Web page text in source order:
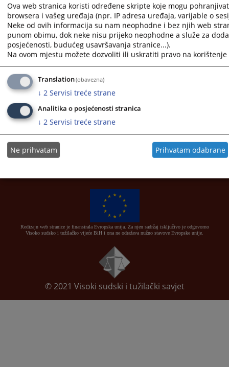
Korisni linkovi
Pomoć za korištenje
Redizajn web stranice je finansirala Evropska unija. Za njen sadržaj isključivo je odgovorno
Visoko sudsko i tužilačko vijeće BiH i ona ne odražava nužno stavove Evropske unije.
© 2021 Visoki sudski i tužilački savjet
Ova web stranica koristi određene skripte koje mogu
browsera i vašeg uređaja (npr. IP adresa uređaja, varijable o
Neke od ovih informacija su nam neophodne i bez njih web
punom obimu, dok neke nisu prijeko neophodne a služe za
posjećenosti, budućeg usavršavanja stranice...).
Na ovom mjestu možete dozvoliti ili uskratiti pravo na
Translation(obavezna)
↓ 2 Servisi treće strane
Analitika o posjećenosti stranica
↓ 2 Servisi treće strane
Ne prihvatam Prihvatam odabrane